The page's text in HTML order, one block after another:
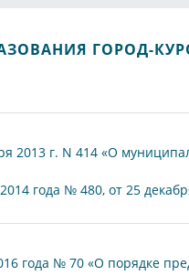
ГОРОД-
2013 г. N 414 «О
года № 480, от 25
года № 70 «О порядке